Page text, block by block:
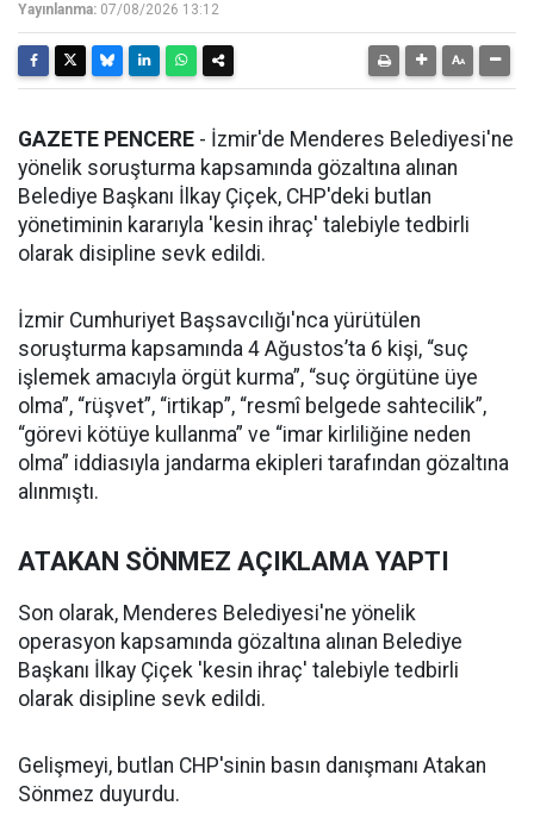
Yayınlanma: 07/08/2026 13:12
GAZETE PENCERE - İzmir'de Menderes Belediyesi'ne
yönelik soruşturma kapsamında gözaltına alınan
Belediye Başkanı İlkay Çiçek, CHP'deki butlan
yönetiminin kararıyla 'kesin ihraç' talebiyle tedbirli
olarak disipline sevk edildi.
İzmir Cumhuriyet Başsavcılığı'nca yürütülen
soruşturma kapsamında 4 Ağustos’ta 6 kişi, “suç
işlemek amacıyla örgüt kurma”, “suç örgütüne üye
olma”, “rüşvet”, “irtikap”, “resmî belgede sahtecilik”,
“görevi kötüye kullanma” ve “imar kirliliğine neden
olma” iddiasıyla jandarma ekipleri tarafından gözaltına
alınmıştı.
ATAKAN SÖNMEZ AÇIKLAMA YAPTI
Son olarak, Menderes Belediyesi'ne yönelik
operasyon kapsamında gözaltına alınan Belediye
Başkanı İlkay Çiçek 'kesin ihraç' talebiyle tedbirli
olarak disipline sevk edildi.
Gelişmeyi, butlan CHP'sinin basın danışmanı Atakan
Sönmez duyurdu.